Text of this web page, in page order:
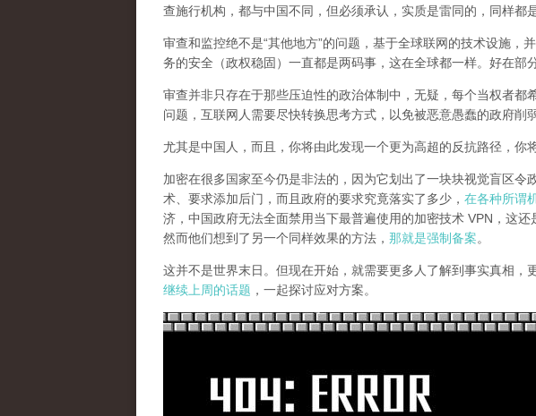
查施行机构，都与中国不同，但必须承认， 实质是雷同的，同样都
审查和监控绝不是“其他地方”的问题，基于全球联网的技术设施，
务的安全（政权稳固）一直都是两码事，这在全球都一样。好在部
审查并非只存在于那些压迫性的政治体制中，无疑，每个当权者都
问题，互联网人需要尽快转换思考方式，以免被恶意愚蠢的政府削
尤其是中国人，而且，你将由此发现一个更为高超的反抗路径，你
加密在很多国家至今仍是非法的，因为它划出了一块块视觉盲区令
术、要求添加后门，而且政府的要求究竟落实了多少， 在各种所谓
济，中国政府无法全面禁用当下最普遍使用的加密技术 VPN，这还
然而他们想到了另一个同样效果的方法， 那就是强制备案。
这并不是世界末日。但现在开始，就需要更多人了解到事实真相，
继续上周的话题 ，一起探讨应对方案。